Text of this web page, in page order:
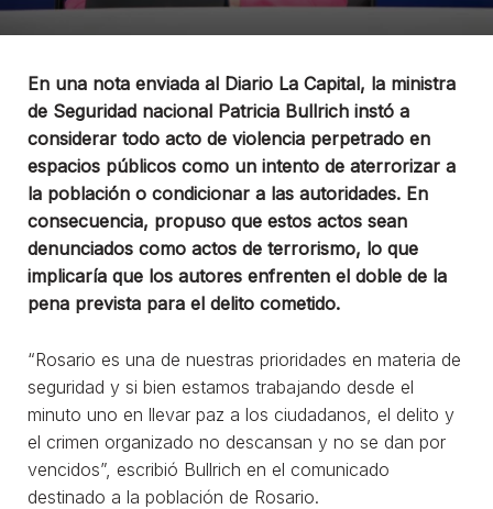
En una nota enviada al Diario La Capital, la ministra
de Seguridad nacional Patricia Bullrich instó a
considerar todo acto de violencia perpetrado en
espacios públicos como un intento de aterrorizar a
la población o condicionar a las autoridades. En
consecuencia, propuso que estos actos sean
denunciados como actos de terrorismo, lo que
implicaría que los autores enfrenten el doble de la
pena prevista para el delito cometido.
“Rosario es una de nuestras prioridades en materia de
seguridad y si bien estamos trabajando desde el
minuto uno en llevar paz a los ciudadanos, el delito y
el crimen organizado no descansan y no se dan por
vencidos”, escribió Bullrich en el comunicado
destinado a la población de Rosario.